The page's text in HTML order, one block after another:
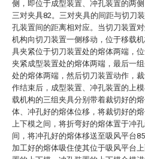
侧，即位于成型装置、冲孔装置的两
三对夹具82。三对夹具的间距与切刀
孔装置间的距离相对应。当切刀装置
机构向切刀装置一侧移动，位于移载
具夹紧位于切刀装置处的熔体两端，
夹紧成型装置处的熔体两端，最后一
处的熔体两端，然后切刀装置动作，
作结束后，成型装置、冲孔装置的上
载机构的三组夹具分别带着裁切好的
体、冲孔好的熔体位移，将裁切好的
上下模之间，将折弯好的熔体置于冲
间，将冲孔好的熔体移送至吸风平台
加工好的熔体吸住使其位于吸风平台